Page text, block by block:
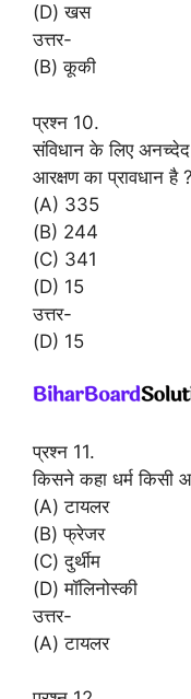
(D) खस
उत्तर-
(B) कूकी
प्रश्न 10.
संविधान के लिए
आरक्षण का प्रावधान है ?
(A) 335
(B) 244
(C) 341
(D) 15
उत्तर-
(D) 15
प्रश्न 11.
किसने कहा धर्म किसी
(A) टायलर
(B) फ्रेजर
(C) दुर्थीम
(D) मॉलिनोस्की
उत्तर-
(A) टायलर